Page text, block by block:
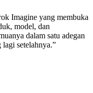
Imagine yang membuka
model, dan
dalam satu adegan
setelahnya.”